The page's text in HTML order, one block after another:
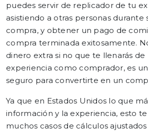
puedes servir de replicador de tu
asistiendo a otras personas durante
compra, y obtener un pago de
compra terminada exitosamente.
dinero extra si no que te llenarás
experiencia como comprador, es
seguro para convertirte en un
Ya que en Estados Unidos lo que
información y la experiencia, esto
muchos casos de cálculos